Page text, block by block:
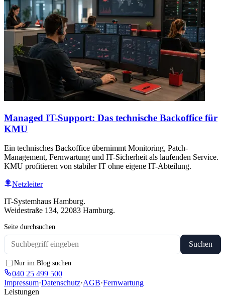
Managed IT-Support: Das technische Backoffice für
KMU
Ein technisches Backoffice übernimmt Monitoring, Patch-
Management, Fernwartung und IT-Sicherheit als laufenden Service.
KMU profitieren von stabiler IT ohne eigene IT-Abteilung.
Netzleiter
IT-Systemhaus Hamburg.
Weidestraße 134, 22083 Hamburg.
Seite durchsuchen
Suchen
Nur im Blog suchen
040 25 499 500
Impressum·Datenschutz·AGB·Fernwartung
Leistungen